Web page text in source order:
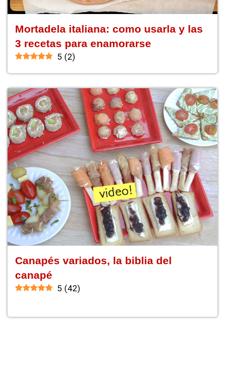
Mortadela italiana: como usarla y las
3 recetas para enamorarse
5 (2)
Canapés variados, la biblia del
canapé
5 (42)